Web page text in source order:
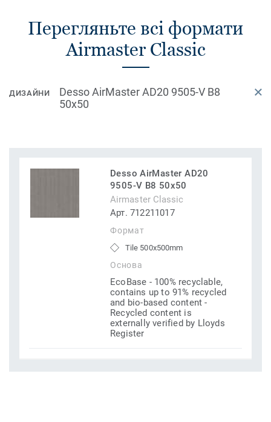
Перегляньте всі формати
Airmaster Classic
ДИЗАЙНИ
Desso AirMaster AD20 9505-V B8
50x50
Desso AirMaster AD20
9505-V B8 50x50
Airmaster Classic
Арт. 712211017
Формат
Tile 500x500mm
Основа
EcoBase - 100% recyclable,
contains up to 91% recycled
and bio-based content -
Recycled content is
externally verified by Lloyds
Register